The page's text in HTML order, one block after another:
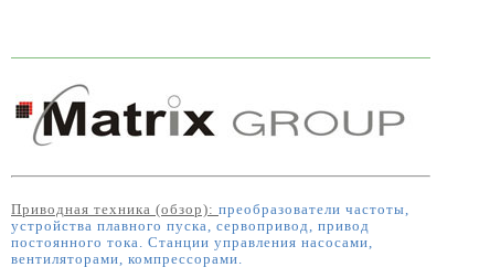
Приводная техника (обзор): преобразователи частоты,
устройства плавного пуска, сервопривод, привод
постоянного тока. Станции управления насосами,
вентиляторами, компрессорами.